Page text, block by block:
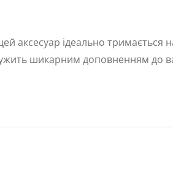
аксесуар ідеально тримається
шикарним доповненням до